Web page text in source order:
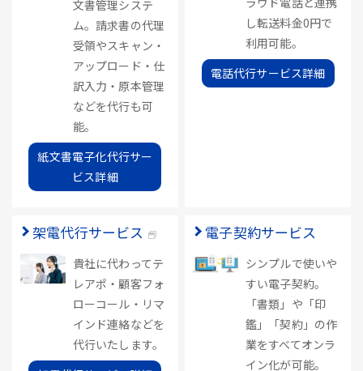
文書管理システ
ム。請求書の代理
受領やスキャン・
アップロード・仕
訳入力・原本管理
などを代行も可
能。
紙文書電子化代行サー
ビス詳細
し転送料金0円で
利用可能。
電話代行サービス詳細
架電代行サービス
貴社に代わってテ
レアポ・顧客フォ
ローコール・リマ
インド連絡などを
代行いたします。
電子契約サービス
シンプルで使いや
すい電子契約。
「書類」や「印
鑑」「契約」の作
業をすべてオンラ
イン化が可能。